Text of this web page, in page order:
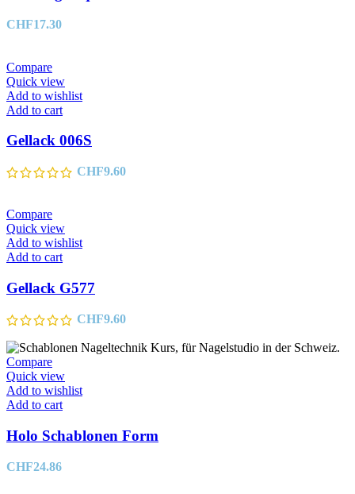
CHF17.30
Compare
Quick view
Add to wishlist
Add to cart
Gellack 006S
CHF9.60
Compare
Quick view
Add to wishlist
Add to cart
Gellack G577
CHF9.60
Compare
Quick view
Add to wishlist
Add to cart
Holo Schablonen Form
CHF24.86